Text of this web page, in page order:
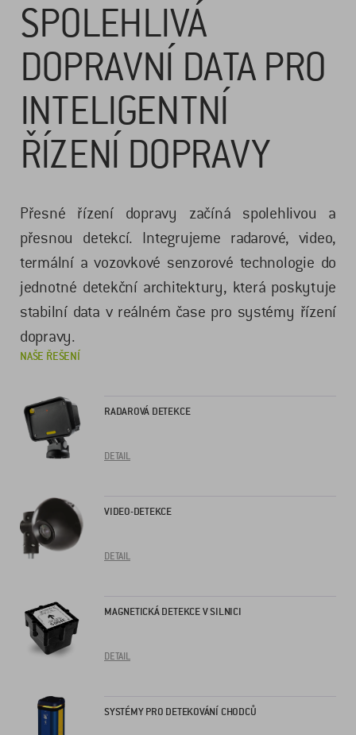
SPOLEHLIVÁ
DOPRAVNÍ DATA PRO
INTELIGENTNÍ
ŘÍZENÍ DOPRAVY
Přesné řízení dopravy začíná spolehlivou a
přesnou detekcí. Integrujeme radarové, video,
termální a vozovkové senzorové technologie do
jednotné detekční architektury, která poskytuje
stabilní data v reálném čase pro systémy řízení
dopravy.
NAŠE ŘEŠENÍ
RADAROVÁ DETEKCE
DETAIL
VIDEO-DETEKCE
DETAIL
MAGNETICKÁ DETEKCE V SILNICI
DETAIL
SYSTÉMY PRO DETEKOVÁNÍ CHODCŮ